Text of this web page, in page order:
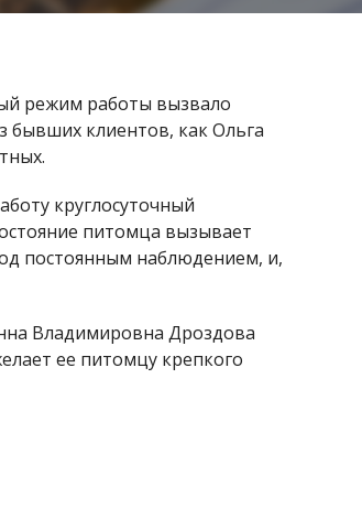
режим работы вызвало
бывших клиентов, как Ольга
круглосуточный
питомца вызывает
постоянным наблюдением, и,
Владимировна Дроздова
ее питомцу крепкого